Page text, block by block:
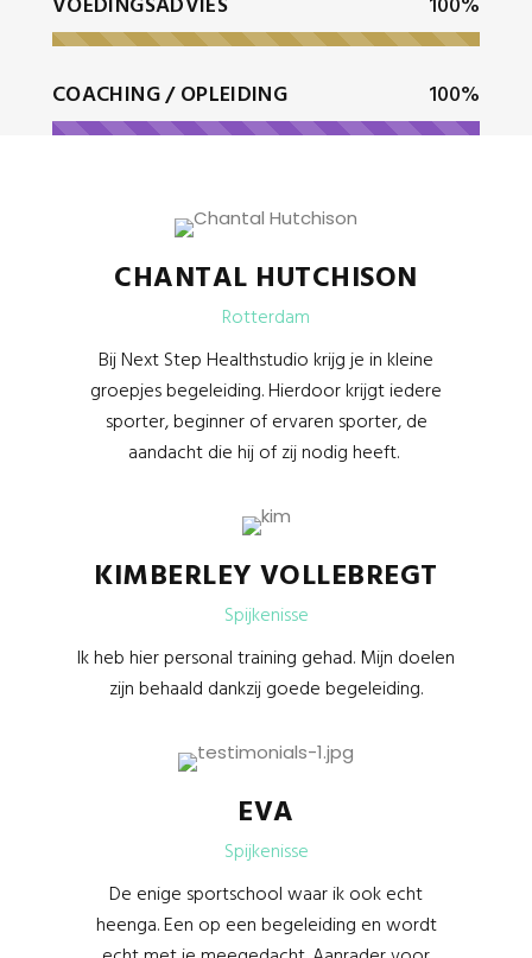
COACHING / OPLEIDING 100%
CHANTAL HUTCHISON
Rotterdam
Bij Next Step Healthstudio krijg je in kleine
groepjes begeleiding. Hierdoor krijgt iedere
sporter, beginner of ervaren sporter, de
aandacht die hij of zij nodig heeft.
KIMBERLEY VOLLEBREGT
Spijkenisse
Ik heb hier personal training gehad. Mijn doelen
zijn behaald dankzij goede begeleiding.
EVA
Spijkenisse
De enige sportschool waar ik ook echt
heenga. Een op een begeleiding en wordt